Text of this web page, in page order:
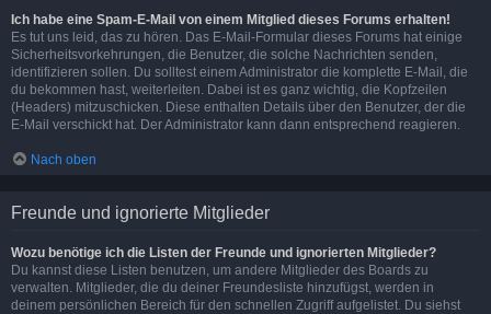
Ich habe eine Spam-E-Mail von einem Mitglied dieses Forums erhalten!
Es tut uns leid, das zu hören. Das E-Mail-Formular dieses Forums hat einige
Sicherheitsvorkehrungen, die Benutzer, die solche Nachrichten senden,
identifizieren sollen. Du solltest einem Administrator die komplette E-Mail, die
du bekommen hast, weiterleiten. Dabei ist es ganz wichtig, die Kopfzeilen
(Headers) mitzuschicken. Diese enthalten Details über den Benutzer, der die
E-Mail verschickt hat. Der Administrator kann dann entsprechend reagieren.
Nach oben
Freunde und ignorierte Mitglieder
Wozu benötige ich die Listen der Freunde und ignorierten Mitglieder?
Du kannst diese Listen benutzen, um andere Mitglieder des Boards zu
verwalten. Mitglieder, die du deiner Freundesliste hinzufügst, werden in
deinem persönlichen Bereich für den schnellen Zugriff aufgelistet. Du siehst